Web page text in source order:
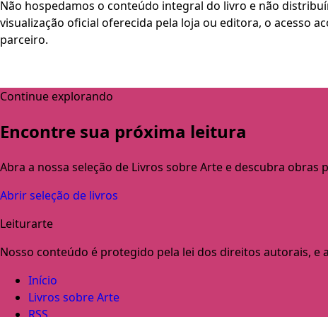
Não hospedamos o conteúdo integral do livro e não
visualização oficial oferecida pela loja ou editora, o acesso
parceiro.
Continue explorando
Encontre sua próxima leitura
Abra a nossa seleção de Livros sobre Arte e descubra
Abrir seleção de livros
Leiturarte
Nosso conteúdo é protegido pela lei dos direitos autorais,
Início
Livros sobre Arte
RSS